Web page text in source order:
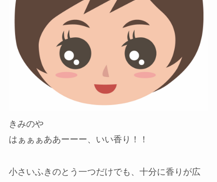
きみのや
はぁぁぁああーーー、いい香り！！
小さいふきのとう一つだけでも、十分に香りが広